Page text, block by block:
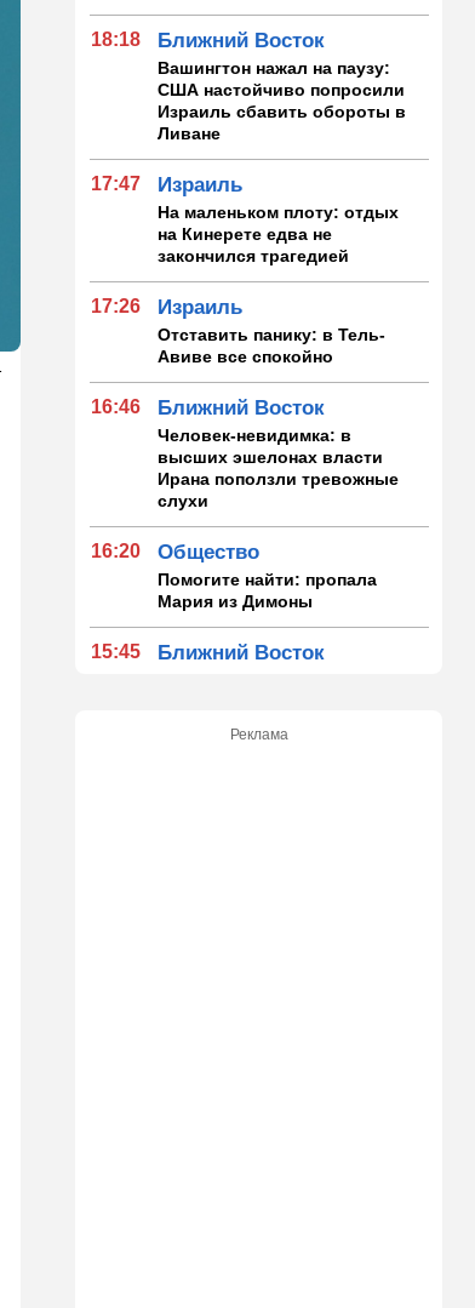
18:18 Ближний Восток
Вашингтон нажал на паузу:
США настойчиво попросили
Израиль сбавить обороты в
Ливане
17:47 Израиль
На маленьком плоту: отдых
на Кинерете едва не
закончился трагедией
17:26 Израиль
Отставить панику: в Тель-
Авиве все спокойно
16:46 Ближний Восток
Человек-невидимка: в
высших эшелонах власти
Ирана поползли тревожные
слухи
16:20 Общество
Помогите найти: пропала
Мария из Димоны
15:45 Ближний Восток
"исламский НАТО"
Реклама